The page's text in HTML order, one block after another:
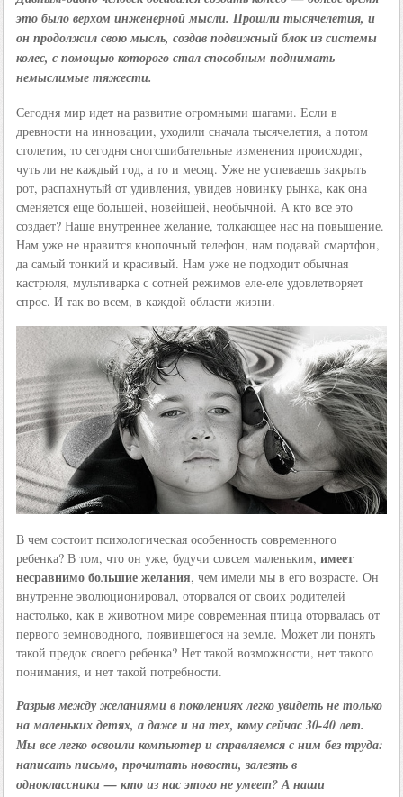
это было верхом инженерной мысли. Прошли тысячелетия, и
он продолжил свою мысль, создав подвижный блок из системы
колес, с помощью которого стал способным поднимать
немыслимые тяжести.
Сегодня мир идет на развитие огромными шагами. Если в
древности на инновации, уходили сначала тысячелетия, а потом
столетия, то сегодня сногсшибательные изменения происходят,
чуть ли не каждый год, а то и месяц. Уже не успеваешь закрыть
рот, распахнутый от удивления, увидев новинку рынка, как она
сменяется еще большей, новейшей, необычной. А кто все это
создает? Наше внутреннее желание, толкающее нас на повышение.
Нам уже не нравится кнопочный телефон, нам подавай смартфон,
да самый тонкий и красивый. Нам уже не подходит обычная
кастрюля, мультиварка с сотней режимов еле-еле удовлетворяет
спрос. И так во всем, в каждой области жизни.
В чем состоит психологическая особенность современного
ребенка? В том, что он уже, будучи совсем маленьким, имеет
несравнимо большие желания, чем имели мы в его возрасте. Он
внутренне эволюционировал, оторвался от своих родителей
настолько, как в животном мире современная птица оторвалась от
первого земноводного, появившегося на земле. Может ли понять
такой предок своего ребенка? Нет такой возможности, нет такого
понимания, и нет такой потребности.
Разрыв между желаниями в поколениях легко увидеть не только
на маленьких детях, а даже и на тех, кому сейчас 30-40 лет.
Мы все легко освоили компьютер и справляемся с ним без труда:
написать письмо, прочитать новости, залезть в
одноклассники — кто из нас этого не умеет? А наши